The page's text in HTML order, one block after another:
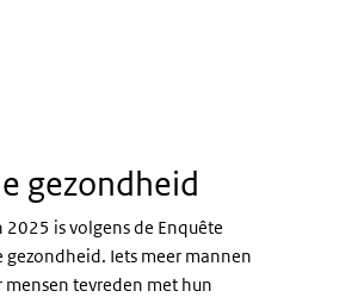
gezondheid
is volgens de Enquête
Iets meer mannen
tevreden met hun